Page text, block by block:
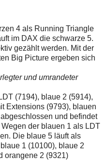
4 als Running Triangle
im DAX die schwarze 5.
gezählt werden. Mit der
Big Picture ergeben sich
und umrandeter
(7194), blaue 2 (5914),
Extensions (9793), blauen
und befindet
der blauen 1 als LDT
Die blaue 5 läuft als
1 (10100), blaue 2
orangene 2 (9321)